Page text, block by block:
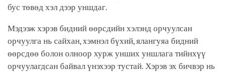
бус төвөд хэл дээр уншдаг.
Мэдээж хэрэв бидний өөрсдийн хэлэнд орчуулсан
орчуулга нь сайхан, хэмнэл бүхий, ялангуяа бидний
өөрсдөө болон олноор хурж унших уншлага тийнхүү
орчуулагдсан байвал үнэхээр тустай. Хэрэв эх бичвэр нь